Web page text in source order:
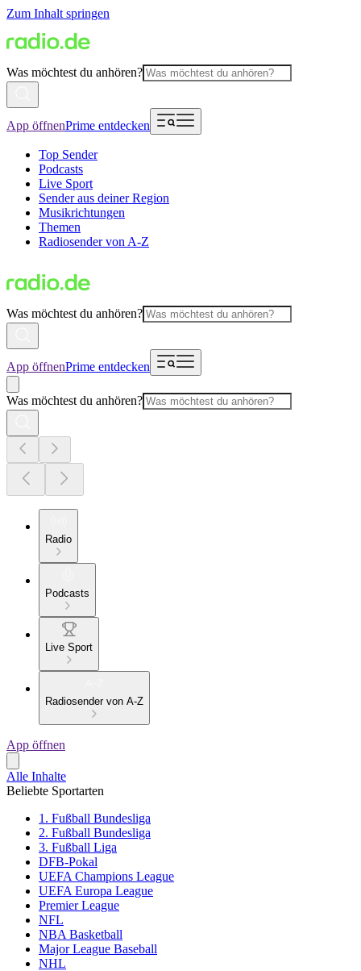
Zum Inhalt springen
Was möchtest du anhören?
App öffnenPrime entdecken
Top Sender
Podcasts
Live Sport
Sender aus deiner Region
Musikrichtungen
Themen
Radiosender von A-Z
Was möchtest du anhören?
App öffnenPrime entdecken
Was möchtest du anhören?
Radio
Podcasts
Live Sport
Radiosender von A-Z
App öffnen
Alle Inhalte
Beliebte Sportarten
1. Fußball Bundesliga
2. Fußball Bundesliga
3. Fußball Liga
DFB-Pokal
UEFA Champions League
UEFA Europa League
Premier League
NFL
NBA Basketball
Major League Baseball
NHL